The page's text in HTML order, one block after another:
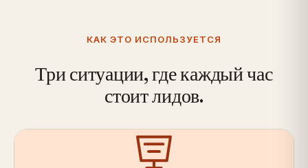
КАК ЭТО ИСПОЛЬЗУЕТСЯ
Три ситуации, где каждый час
стоит лидов.